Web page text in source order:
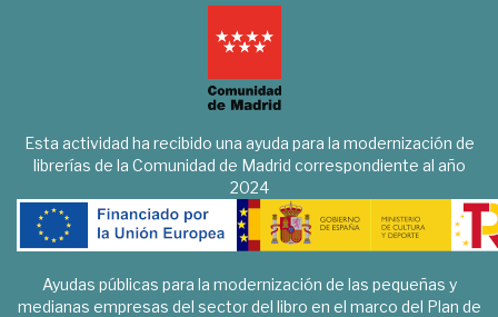
Esta actividad ha recibido una ayuda para la modernización de
librerías de la Comunidad de Madrid correspondiente al año
2024
Ayudas públicas para la modernización de las pequeñas y
medianas empresas del sector del libro en el marco del Plan de